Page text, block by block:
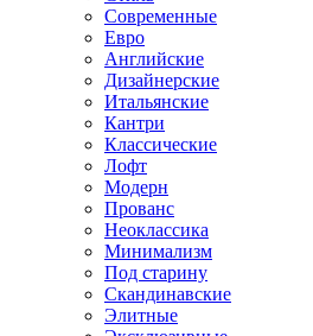
Современные
Евро
Английские
Дизайнерские
Итальянские
Кантри
Классические
Лофт
Модерн
Прованс
Неоклассика
Минимализм
Под старину
Скандинавские
Элитные